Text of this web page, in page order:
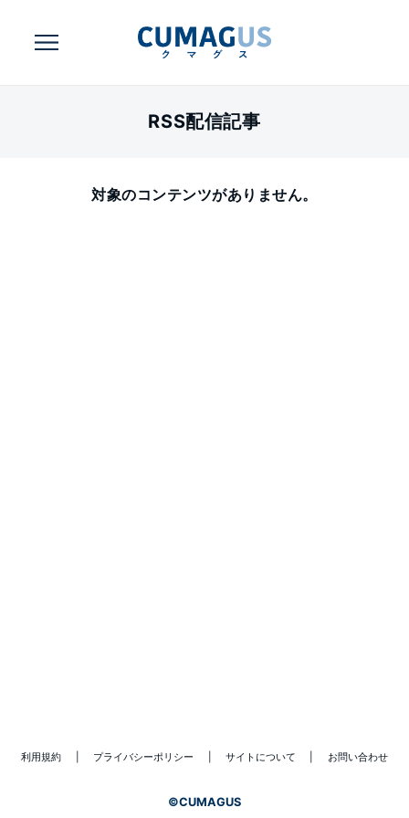
RSS配信記事
対象のコンテンツがありません。
利用規約 プライバシーポリシー サイトについて お問い合わせ
©CUMAGUS